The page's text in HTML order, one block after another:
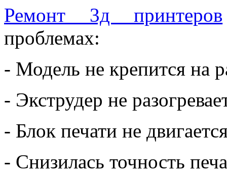
Ремонт 3д принтеров
проблемах:
- Модель не крепится на
- Экструдер не
- Блок печати не
- Снизилась точность